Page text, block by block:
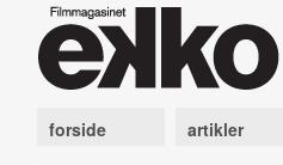
forside artikler